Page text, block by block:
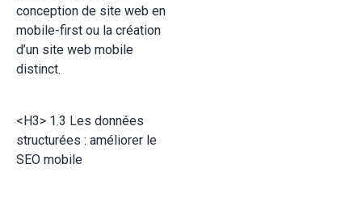
conception de site web en
mobile-first ou la création
d’un site web mobile
distinct.
<H3> 1.3 Les données
structurées : améliorer le
SEO mobile